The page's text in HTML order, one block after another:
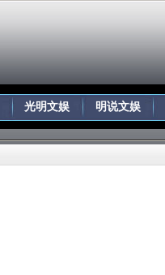
光明文娱 明说文娱